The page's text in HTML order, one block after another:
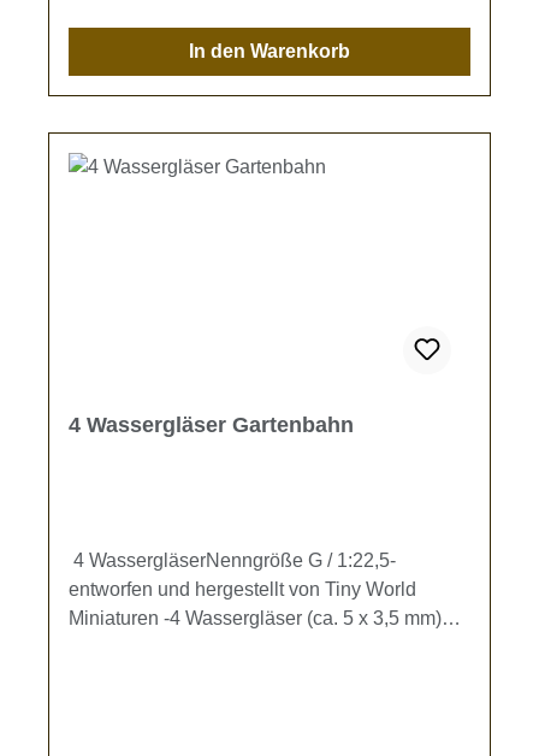
In den Warenkorb
4 Wassergläser Gartenbahn
4 WassergläserNenngröße G / 1:22,5-
entworfen und hergestellt von Tiny World
Miniaturen -4 Wassergläser (ca. 5 x 3,5 mm)